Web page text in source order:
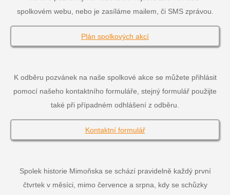
spolkovém webu, nebo je zasíláme mailem, či SMS zprávou.
Plán spolkových akcí
K odběru pozvánek na naše spolkové akce se můžete přihlásit
pomocí našeho kontaktního formuláře, stejný formulář použijte
také při případném odhlášení z odběru.
Kontaktní formulář
Spolek historie Mimoňska se schází pravidelně každý první
čtvrtek v měsíci, mimo července a srpna, kdy se schůzky